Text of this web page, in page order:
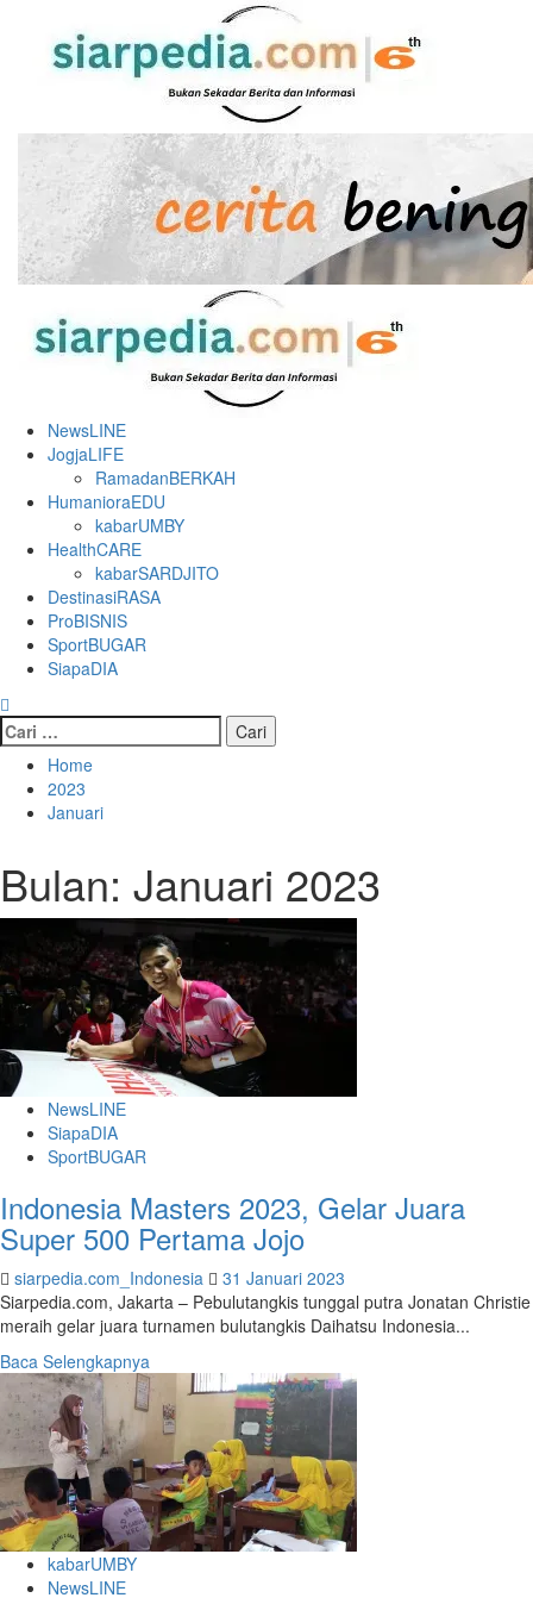
content
NewsLINE
JogjaLIFE
RamadanBERKAH
HumanioraEDU
kabarUMBY
HealthCARE
kabarSARDJITO
DestinasiRASA
ProBISNIS
SportBUGAR
SiapaDIA
Cari
untuk:
Home
2023
Januari
Bulan: Januari 2023
NewsLINE
SiapaDIA
SportBUGAR
Indonesia Masters 2023, Gelar Juara
Super 500 Pertama Jojo
siarpedia.com_Indonesia
31 Januari 2023
Siarpedia.com, Jakarta – Pebulutangkis tunggal putra Jonatan Christie
meraih gelar juara turnamen bulutangkis Daihatsu Indonesia...
Baca Selengkapnya
more
about
Indonesia
Masters
2023,
Gelar
Juara
Super
kabarUMBY
NewsLINE